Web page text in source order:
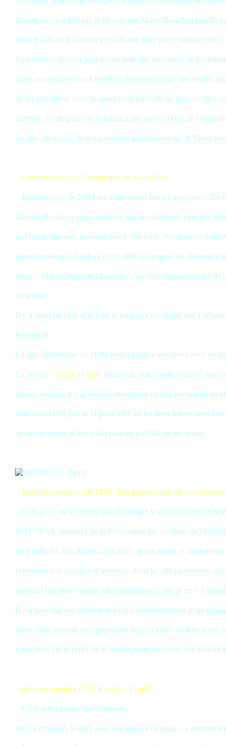
C'était un vrai défi car je ne suis pas Marseillais. Ma famille
mais je suis né à Verdun en 1876 car mon père, militaire de
Ne pouvant devenir moi-même militaire en raison de
après ma jeunesse en Algérie, la Provence pour mes études
Je me passionne pour le sport mais faute de ne pouvoir être
carrière de dirigeant et je fonde 2 ans après, l'OM, le
un club de rugby, le sport majeur de l'époque sur le Vieux
- Comment est né l'Olympique de Marseille?
- La naissance de l'OM est intimement liée à l'assurance! En
Grande Bretagne pour parfaire ma formation de courtier
qui existe toujours aujourd'hui à Marseille. Pendant ce stage
découvre donc le football et en 1899 je propose de dissoudre
créer " l'Olympique de Marseille", un club omnisports né de
d'escrime.
Il y a aussi un club d'aviron et toujours du rugby qui
le football.
La grande histoire de l'OM peut prendre son envol avec un
La devise, "Droit au but" était celle que j'avais trouvée pour
Quant au logo, je l'ai dessiné selon mon cachet personnel en
mon sceau DM par le O pour OM où les deux lettres sont
Je suis heureux d'avoir fait cadeau à l'OM, de ses armes.
- Premier président de l'OM, que pensez-vous de vos
- Mais je ne me contente pas de diriger le club phocéen je
de l'USFSA, membre de la Fédération des cyclistes de
du Football Club Aixois... En 1902, je me marie et
retourner à la carrière d'assureur dans la cité
aujourd'hui plus connus, plus médiatiques que je ne l'ai
Il y a bien sûr des choix et des comportements que je ne
notre club, devenu très populaire tout en étant attaché à son
a toujours été le reflet de la société française avec des bons et
- Que vous inspire l'OM d'aujourd'hui?
- C'est une histoire tumultueuse.
Dés sa création, le club avec son équipe de rugby, a